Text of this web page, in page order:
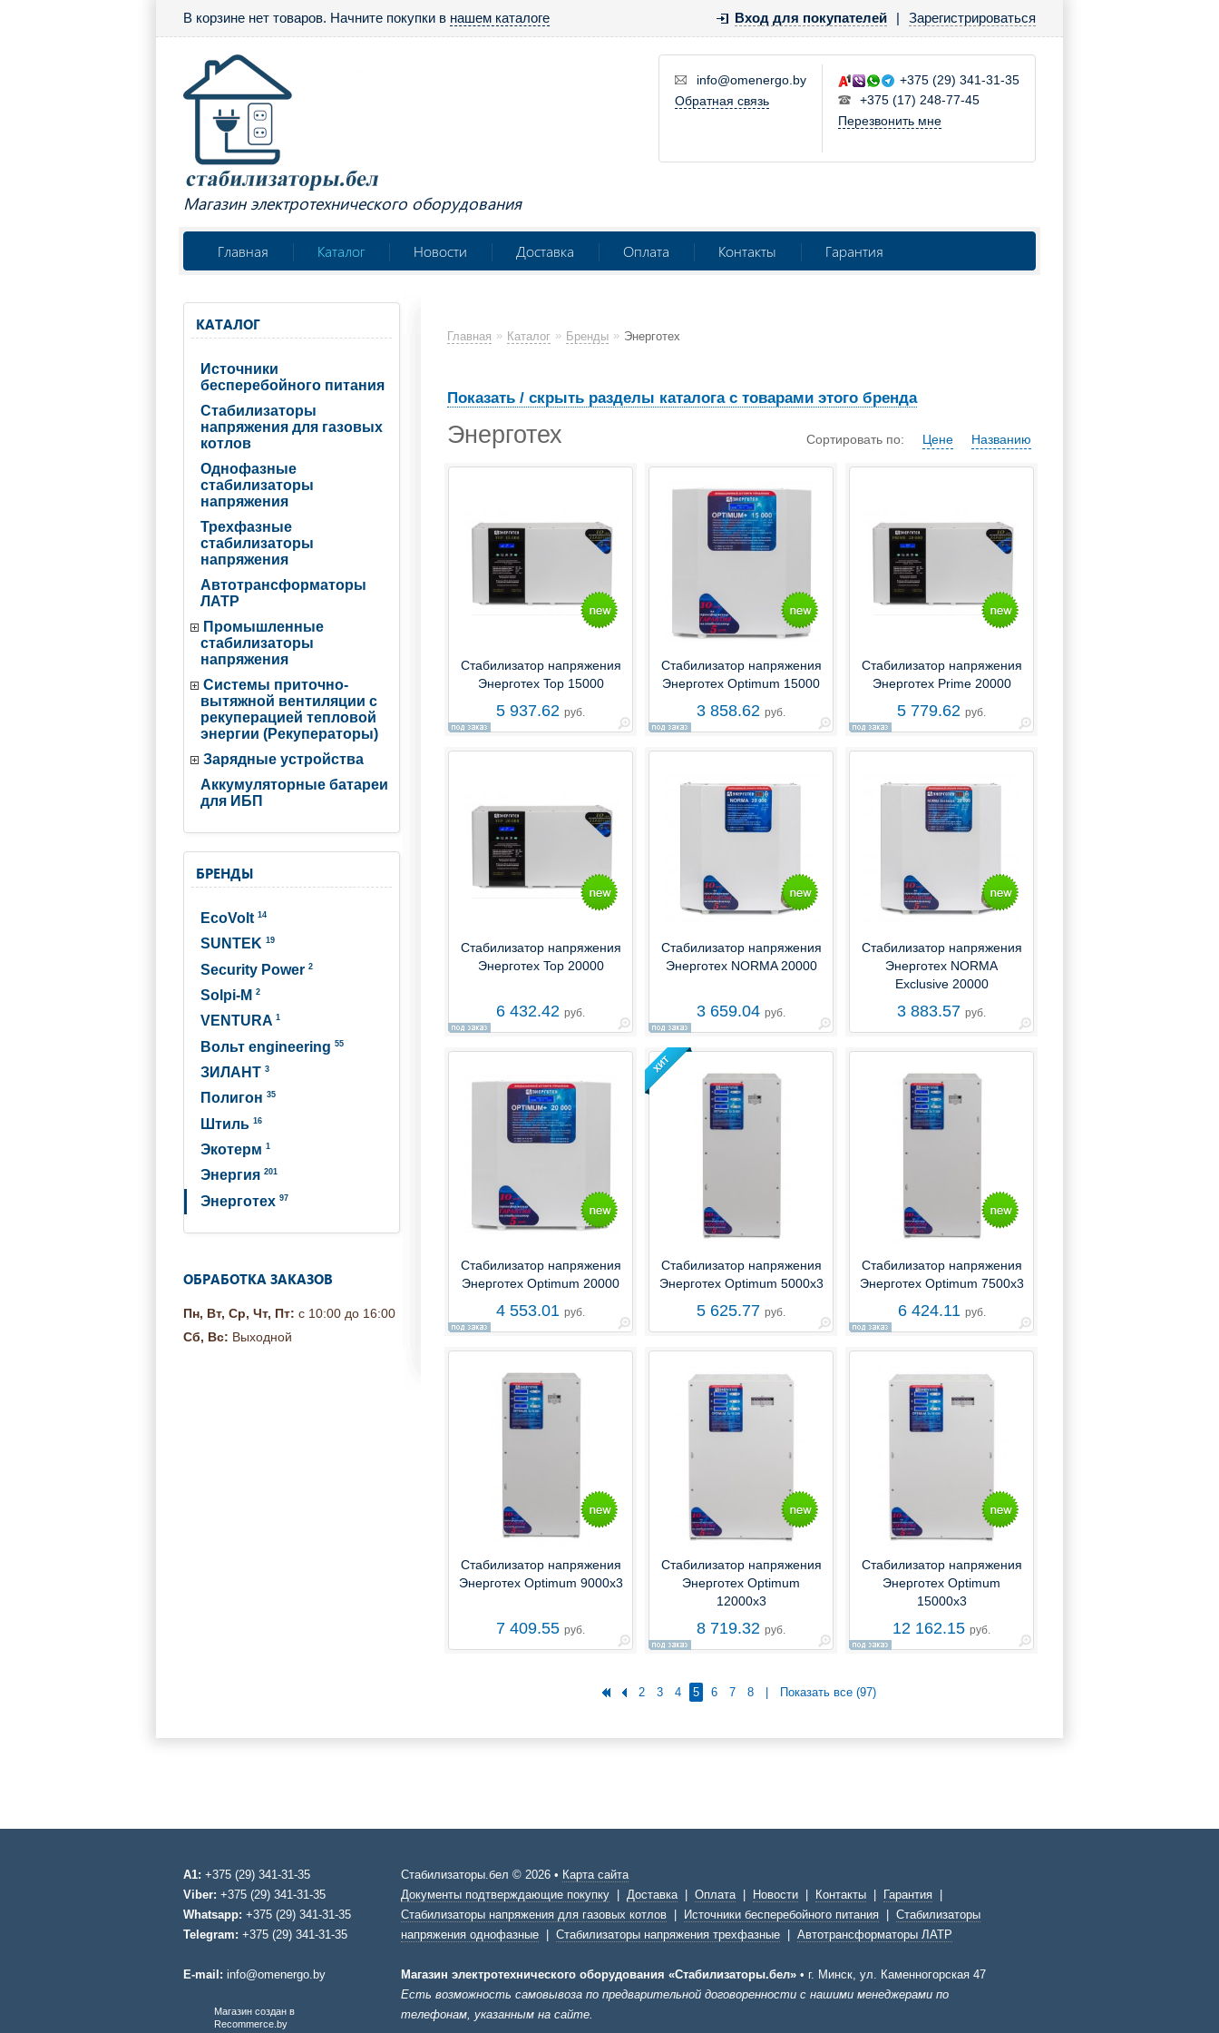
В корзине нет товаров. Начните покупки в нашем каталоге Вход для покупателей | Зарегистрироваться
Магазин электротехнического оборудования
info@omenergo.by
Обратная связь
+375 (29) 341-31-35
+375 (17) 248-77-45
Перезвонить мне
Главная Каталог Новости Доставка Оплата Контакты Гарантия
КАТАЛОГ
Источники
бесперебойного питания
Стабилизаторы
напряжения для газовых
котлов
Однофазные
стабилизаторы
напряжения
Трехфазные
стабилизаторы
напряжения
Автотрансформаторы
ЛАТР
Промышленные
стабилизаторы
напряжения
Системы приточно-
вытяжной вентиляции с
рекуперацией тепловой
энергии (Рекуператоры)
Зарядные устройства
Аккумуляторные батареи
для ИБП
БРЕНДЫ
EcoVolt 14
SUNTEK 19
Security Power 2
Solpi-M 2
VENTURA 1
Вольт engineering 55
ЗИЛАНТ 3
Полигон 35
Штиль 16
Экотерм 1
Энергия 201
Энерготех 97
ОБРАБОТКА ЗАКАЗОВ
Пн, Вт, Ср, Чт, Пт: с 10:00 до 16:00
Сб, Вс: Выходной
Главная » Каталог » Бренды » Энерготех
Показать / скрыть разделы каталога с товарами этого бренда
Энерготех Названию
Цене
Сортировать по:
Стабилизатор напряжения
Энерготех Top 15000
5 937.62 руб.
Стабилизатор напряжения
Энерготех Optimum 15000
3 858.62 руб.
Стабилизатор напряжения
Энерготех Prime 20000
5 779.62 руб.
Стабилизатор напряжения
Энерготех Top 20000
6 432.42 руб.
Стабилизатор напряжения
Энерготех NORMA 20000
3 659.04 руб.
Стабилизатор напряжения
Энерготех NORMA
Exclusive 20000
3 883.57 руб.
Стабилизатор напряжения
Энерготех Optimum 20000
4 553.01 руб.
Стабилизатор напряжения
Энерготех Optimum 5000х3
5 625.77 руб.
Стабилизатор напряжения
Энерготех Optimum 7500х3
6 424.11 руб.
Стабилизатор напряжения
Энерготех Optimum 9000х3
7 409.55 руб.
Стабилизатор напряжения
Энерготех Optimum
12000х3
8 719.32 руб.
Стабилизатор напряжения
Энерготех Optimum
15000х3
12 162.15 руб.
2 3 4 5 6 7 8 Показать все (97)
A1: +375 (29) 341-31-35
Viber: +375 (29) 341-31-35
Whatsapp: +375 (29) 341-31-35
Telegram: +375 (29) 341-31-35
E-mail: info@omenergo.by
Магазин создан в
Recommerce.by
Стабилизаторы.бел © 2026 • Карта сайта
Документы подтверждающие покупку
Доставка| Оплата| Новости Контакты Гарантия
Стабилизаторы напряжения для газовых котлов
Источники бесперебойного питания
Стабилизаторы
напряжения однофазные
Стабилизаторы напряжения трехфазные Автотрансформаторы ЛАТР
Магазин электротехнического оборудования «Стабилизаторы.бел» • г. Минск, ул. Каменногорская 47
Есть возможность самовывоза по предварительной договоренности с нашими менеджерами по
телефонам, указанным на сайте.